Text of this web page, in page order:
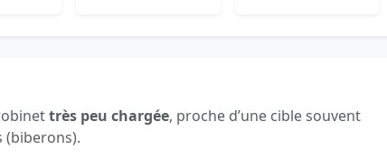
très peu chargée, proche d’une cible souvent
(biberons).